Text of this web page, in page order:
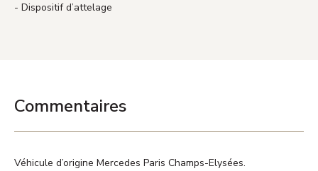
Dispositif d’attelage
Commentaires
Véhicule d’origine Mercedes Paris Champs-Elysées.